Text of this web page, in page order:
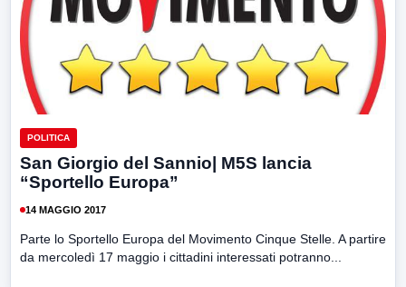
POLITICA
San Giorgio del Sannio| M5S lancia
“Sportello Europa”
14 MAGGIO 2017
Parte lo Sportello Europa del Movimento Cinque Stelle. A partire
da mercoledì 17 maggio i cittadini interessati potranno...